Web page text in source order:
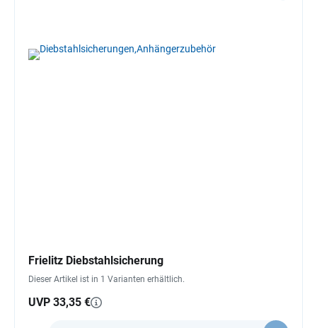
Frielitz Diebstahlsicherung
Dieser Artikel ist in 1 Varianten erhältlich.
UVP 33,35 €